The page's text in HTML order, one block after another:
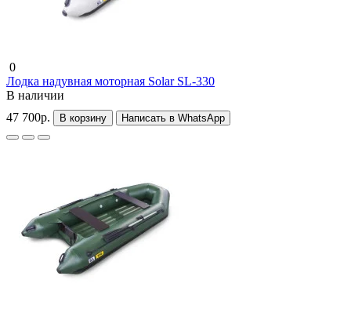
0
Лодка надувная моторная Solar SL-330
В наличии
47 700р.
В корзину Написать в WhatsApp